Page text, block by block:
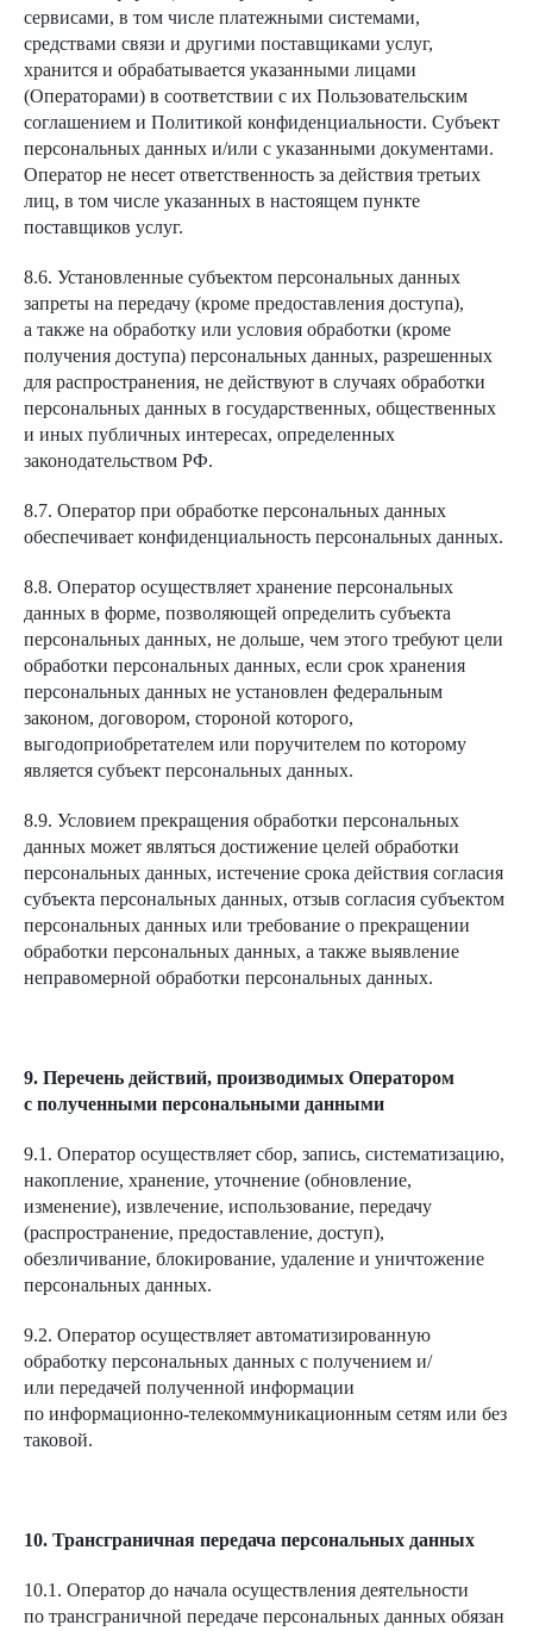
сервисами, в том числе платежными системами,
средствами связи и другими поставщиками услуг,
хранится и обрабатывается указанными лицами
(Операторами) в соответствии с их Пользовательским
соглашением и Политикой конфиденциальности. Субъект
персональных данных и/или с указанными документами.
Оператор не несет ответственность за действия третьих
лиц, в том числе указанных в настоящем пункте
поставщиков услуг.
8.6. Установленные субъектом персональных данных
запреты на передачу (кроме предоставления доступа),
а также на обработку или условия обработки (кроме
получения доступа) персональных данных, разрешенных
для распространения, не действуют в случаях обработки
персональных данных в государственных, общественных
и иных публичных интересах, определенных
законодательством РФ.
8.7. Оператор при обработке персональных данных
обеспечивает конфиденциальность персональных данных.
8.8. Оператор осуществляет хранение персональных
данных в форме, позволяющей определить субъекта
персональных данных, не дольше, чем этого требуют цели
обработки персональных данных, если срок хранения
персональных данных не установлен федеральным
законом, договором, стороной которого,
выгодоприобретателем или поручителем по которому
является субъект персональных данных.
8.9. Условием прекращения обработки персональных
данных может являться достижение целей обработки
персональных данных, истечение срока действия согласия
субъекта персональных данных, отзыв согласия субъектом
персональных данных или требование о прекращении
обработки персональных данных, а также выявление
неправомерной обработки персональных данных.
9. Перечень действий, производимых Оператором
с полученными персональными данными
9.1. Оператор осуществляет сбор, запись, систематизацию,
накопление, хранение, уточнение (обновление,
изменение), извлечение, использование, передачу
(распространение, предоставление, доступ),
обезличивание, блокирование, удаление и уничтожение
персональных данных.
9.2. Оператор осуществляет автоматизированную
обработку персональных данных с получением и/
или передачей полученной информации
по информационно-телекоммуникационным сетям или без
таковой.
10. Трансграничная передача персональных данных
10.1. Оператор до начала осуществления деятельности
по трансграничной передаче персональных данных обязан